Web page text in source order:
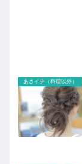
あさイチ（料理以外）